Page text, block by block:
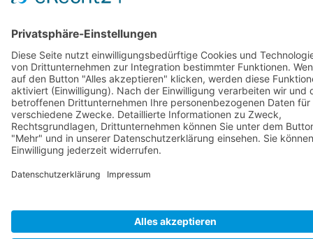
Datenschutz
Cookie-
Einstellungen
MADE WITH BYSIMUTRON IT-SERVICE